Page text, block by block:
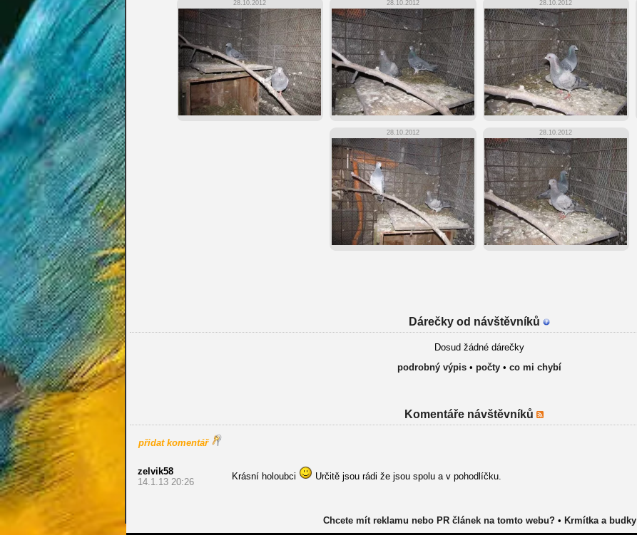
28.10.2012 28.10.2012 28.10.2012
28.10.2012 28.10.2012
Dárečky od návštěvníků
Dosud žádné dárečky
podrobný výpis • počty • co mi chybí
Komentáře návštěvníků
přidat komentář
zelvik58
14.1.13 20:26
Krásní holoubci Určitě jsou rádi že jsou spolu a v pohodlíčku.
Chcete mít reklamu nebo PR článek na tomto webu?• Krmítka a budky